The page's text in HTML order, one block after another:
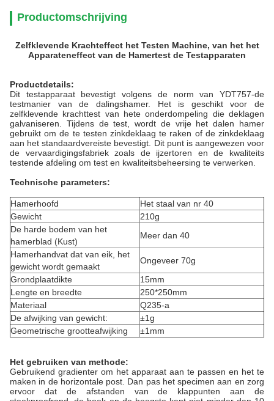
Productomschrijving
Zelfklevende Krachteffect het Testen Machine, van het het
Apparateneffect van de Hamertest de Testapparaten
Productdetails:
Dit testapparaat bevestigt volgens de norm van YDT757-de
testmanier van de dalingshamer. Het is geschikt voor de
zelfklevende krachttest van hete onderdompeling die deklagen
galvaniseren. Tijdens de test, wordt de vrije het dalen hamer
gebruikt om de te testen zinkdeklaag te raken of de zinkdeklaag
aan het standaardvereiste bevestigt. Dit punt is aangewezen voor
de vervaardigingsfabriek zoals de ijzertoren en de kwaliteits
testende afdeling om test en kwaliteitsbeheersing te verwerken.
Technische parameters:
Hamerhoofd
Het staal van nr 40
Gewicht
210g
De harde bodem van het
hamerblad (Kust)
Meer dan 40
Hamerhandvat dat van eik, het
gewicht wordt gemaakt
Ongeveer 70g
Grondplaatdikte
15mm
Lengte en breedte
250*250mm
Materiaal
Q235-a
De afwijking van gewicht:
±1g
Geometrische grootteafwijking
±1mm
Het gebruiken van methode:
Gebruikend gradienter om het apparaat aan te passen en het te
maken in de horizontale post. Dan pas het specimen aan en zorg
ervoor dat de afstanden van de klappunten aan de